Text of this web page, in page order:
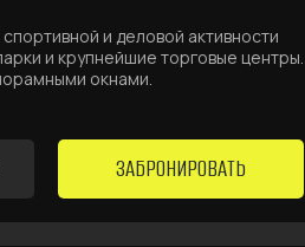
ЗАБРОНИРОВАТЬ
и деловой активности
и крупнейшие торговые центры.
окнами.